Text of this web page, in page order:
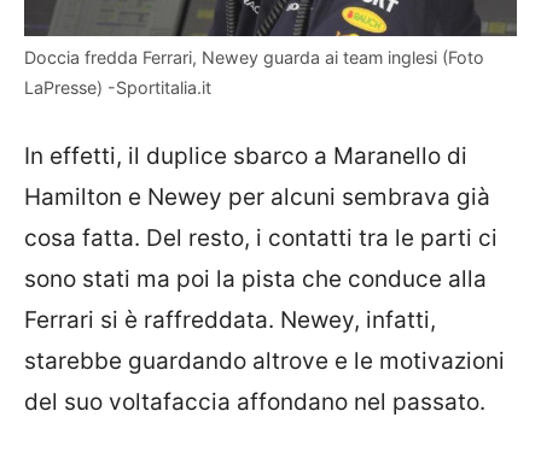
Doccia fredda Ferrari, Newey guarda ai team inglesi (Foto
LaPresse) -Sportitalia.it
In effetti, il duplice sbarco a Maranello di
Hamilton e Newey per alcuni sembrava già
cosa fatta. Del resto, i contatti tra le parti ci
sono stati ma poi la pista che conduce alla
Ferrari si è raffreddata. Newey, infatti,
starebbe guardando altrove e le motivazioni
del suo voltafaccia affondano nel passato.